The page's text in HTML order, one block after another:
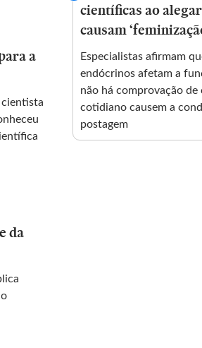
a
cientista
da
Rio
científicas ao
causam
Especialistas afirmam
endócrinos afetam a
não há comprovação de
cotidiano causem a
postagem